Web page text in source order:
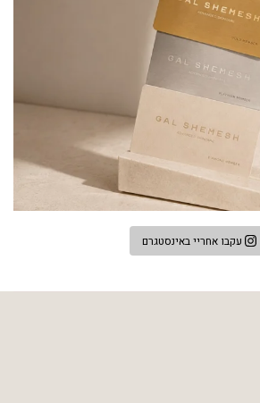
עקבו אחריי באינסטגרם